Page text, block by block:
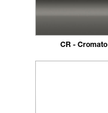
CR - Cromato